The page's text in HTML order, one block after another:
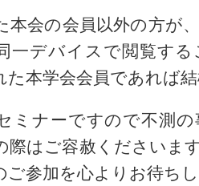
本会の会員以外の方が
一デバイスで閲覧す
た本学会会員であれば
ミナーですので不測
際はご容赦くださいま
ご参加を心よりお待ち